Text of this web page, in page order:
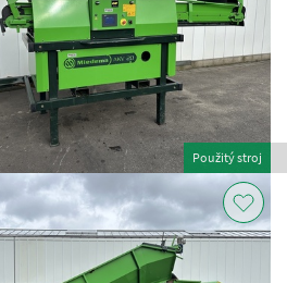
Použitý stroj